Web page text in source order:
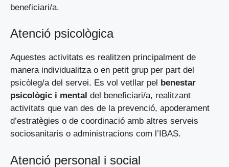
beneficiari/a.
Atenció psicològica
Aquestes activitats es realitzen principalment de
manera individualitza o en petit grup per part del
psicòleg/a del servei. Es vol vetllar pel
benestar
psicològic i mental del beneficiari/a, realitzant
activitats que van des de la prevenció, apoderament
d’estratègies o de coordinació amb altres serveis
sociosanitaris o administracions com l’IBAS.
Atenció personal i social